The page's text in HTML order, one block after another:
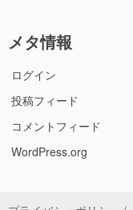
メタ情報
ログイン
投稿フィード
コメントフィード
WordPress.org